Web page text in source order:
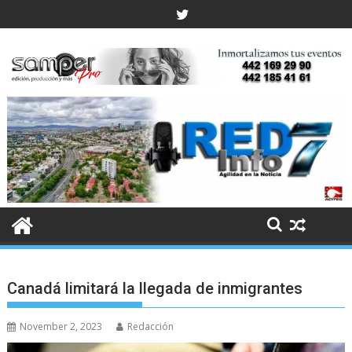
to
Canadá limitará la llegada de inmigrantes
November 2, 2023 Redacción